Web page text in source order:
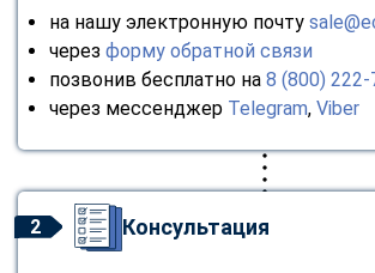
на нашу электронную почту
через форму обратной связи
позвонив бесплатно на 8 (800) 222-
через мессенджер Telegram, Viber
2 Консультация